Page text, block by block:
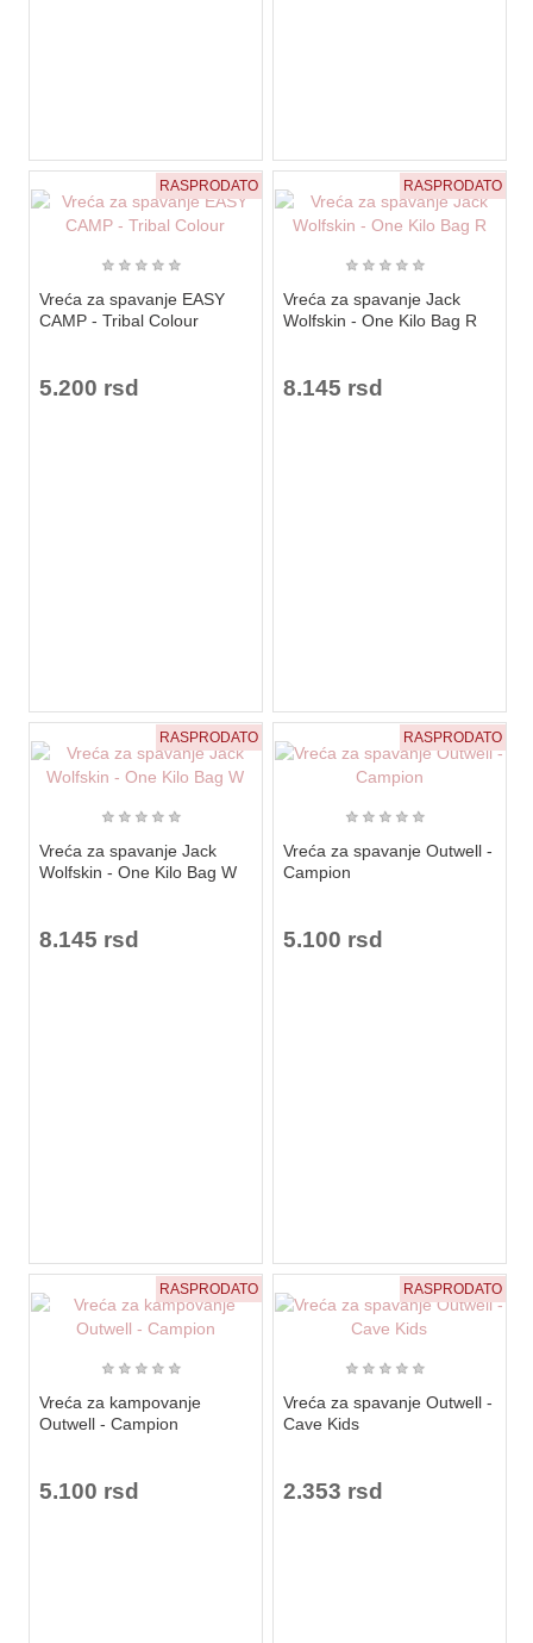
RASPRODATO
★ ★ ★ ★ ★
Vreća za spavanje EASY
CAMP - Tribal Colour
5.200 rsd
RASPRODATO
★ ★ ★ ★ ★
Vreća za spavanje Jack
Wolfskin - One Kilo Bag R
8.145 rsd
RASPRODATO
★ ★ ★ ★ ★
Vreća za spavanje Jack
Wolfskin - One Kilo Bag W
8.145 rsd
RASPRODATO
★ ★ ★ ★ ★
Vreća za spavanje Outwell -
Campion
5.100 rsd
RASPRODATO
★ ★ ★ ★ ★
Vreća za kampovanje
Outwell - Campion
5.100 rsd
RASPRODATO
★ ★ ★ ★ ★
Vreća za spavanje Outwell -
Cave Kids
2.353 rsd